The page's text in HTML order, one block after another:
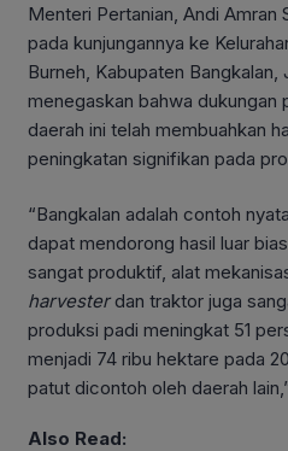
Menteri Pertanian, Andi Amran
pada kunjungannya ke
Burneh, Kabupaten Bangkalan,
menegaskan bahwa dukungan
daerah ini telah membuahkan
peningkatan signifikan pada
“Bangkalan adalah contoh
dapat mendorong hasil luar
sangat produktif, alat
harvesterdan traktor juga
produksi padi meningkat 51
menjadi 74 ribu hektare pada
patut dicontoh oleh daerah
Also Read: